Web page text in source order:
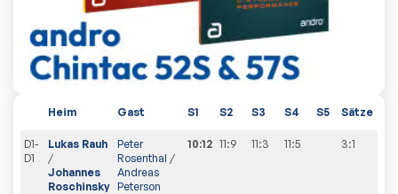
Heim Gast S1 S2 S3 S4 S5 Sätze
D1-
D1
Lukas Rauh
/
Johannes
Roschinsky
Peter
Rosenthal /
Andreas
Peterson
10:12 11:9 11:3 11:5 3:1